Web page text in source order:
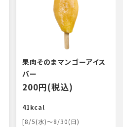
果肉そのまマンゴーアイス
バー
200円(税込)
41kcal
[8/5(水)～8/30(日)